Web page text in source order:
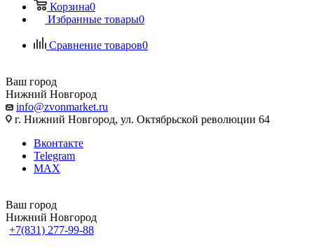
Корзина0
Избранные товары0
Сравнение товаров0
Ваш город
Нижний Новгород
info@zvonmarket.ru
г. Нижний Новгород, ул. Октябрьской революции 64
Вконтакте
Telegram
MAX
Ваш город
Нижний Новгород
+7(831) 277-99-88